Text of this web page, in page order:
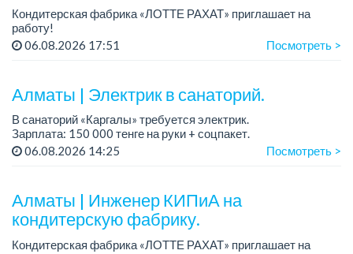
Кондитерская фабрика «ЛОТТЕ РАХАТ» приглашает на
работу!
График работы: сменный.
06.08.2026 17:51 Посмотреть >
Алматы | Электрик в санаторий.
В санаторий «Каргалы» требуется электрик.
Зарплата: 150 000 тенге на руки + соцпакет.
График работы: 6/1, c 09.00 до 17.00; в субботу с 09.00 до
06.08.2026 14:25 Посмотреть >
Алматы | Инженер КИПиА на
кондитерскую фабрику.
Кондитерская фабрика «ЛОТТЕ РАХАТ» приглашает на